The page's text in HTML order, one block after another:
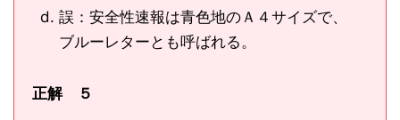
誤：安全性速報は青色地のＡ４サイズで、
ブルーレターとも呼ばれる。
正解 ５